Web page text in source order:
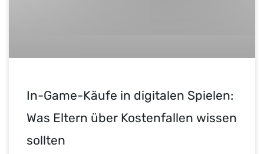
In-Game-Käufe in digitalen Spielen:
Was Eltern über Kostenfallen wissen
sollten